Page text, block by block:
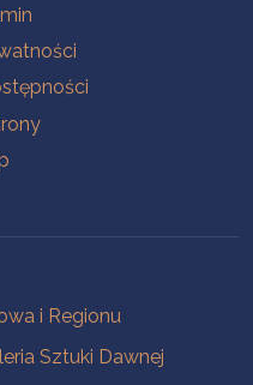
i Regionu
Sztuki Dawnej